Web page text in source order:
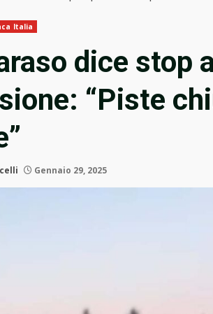
Italia
dice stop
“Piste
Gennaio 29, 2025